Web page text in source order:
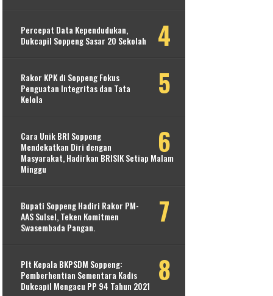
Percepat Data Kependudukan,
Dukcapil Soppeng Sasar 20 Sekolah
Rakor KPK di Soppeng Fokus
Penguatan Integritas dan Tata
Kelola
Cara Unik BRI Soppeng
Mendekatkan Diri dengan
Masyarakat, Hadirkan BRISIK Setiap Malam
Minggu
Bupati Soppeng Hadiri Rakor PM-
AAS Sulsel, Teken Komitmen
Swasembada Pangan.
Plt Kepala BKPSDM Soppeng:
Pemberhentian Sementara Kadis
Dukcapil Mengacu PP 94 Tahun 2021